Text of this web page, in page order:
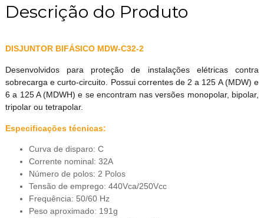
Descrição do Produto
DISJUNTOR BIFÁSICO MDW-C32-2
Desenvolvidos para proteção de instalações elétricas contra
sobrecarga e curto-circuito. Possui correntes de 2 a 125 A (MDW) e
6 a 125 A (MDWH) e se encontram nas versões monopolar, bipolar,
tripolar ou tetrapolar.
Especificações técnicas:
Curva de disparo: C
Corrente nominal: 32A
Número de polos: 2 Polos
Tensão de emprego: 440Vca/250Vcc
Frequência: 50/60 Hz
Peso aproximado: 191g